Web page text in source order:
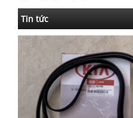
Tin tức